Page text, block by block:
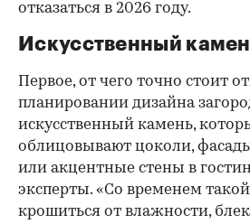
отказаться в 2026 году.
Искусственный
Первое, от чего точно стоит
планировании дизайна
искусственный камень,
облицовывают цоколи,
или акцентные стены в
эксперты. «Со временем
крошиться от влажности,